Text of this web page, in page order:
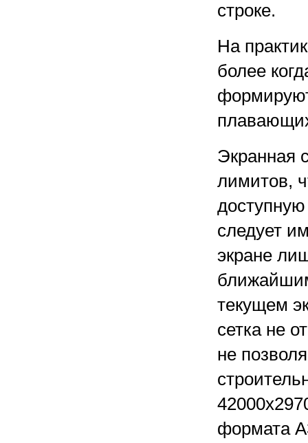
строке.
На
более
Экранная
лимитов,
следует
экране
текущем
сетка не
не
формата